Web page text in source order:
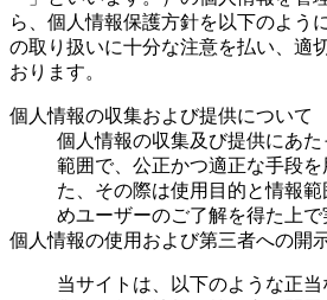
ら、個人情報保護方針を以下のよう
の取り扱いに十分な注意を払い、適
おります。
個人情報の収集および提供について
個人情報の収集及び提供にあ
範囲で、公正かつ適正な手段を
た、その際は使用目的と情報
めユーザーのご了解を得た上で
個人情報の使用および第三者への開
当サイトは、以下のような正